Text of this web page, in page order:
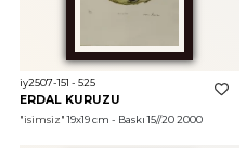
iy2507-151 - 525
ERDAL KURUZU
"isimsiz" 19x19 cm - Baskı 15//20 2000